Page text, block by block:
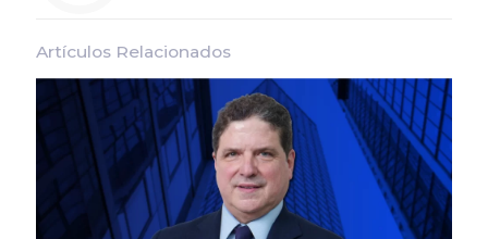
Artículos Relacionados